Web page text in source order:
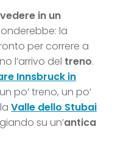
in un
la
per correre a
l’arrivo del treno.
Innsbruck in
po’ treno, un po’
Valle dello Stubai
su un’antica